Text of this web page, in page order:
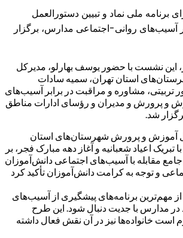
ملی نماد و تبیین دستورالعمل
آسیب‌های روانی-اجتماعی مدارس، برگزار
این نشست با حضور یوسف بهارلو، مدیرکل
استان تهران، سمیه سادات
تربیتی، مشاوره و مراقبت در برابر آسیب‌های
و پرورش و مدیران و رؤسای ادارات مناطق
آموزش و پرورش شهرستان‌های استان
اعیاد شعبانیه و آغاز دهه مبارک فجر، بر
مقابله با آسیب‌های اجتماعی دانش‌آموزان
و توجه به کرامت دانش‌آموزان تأکید کرد
از مهم‌ترین برنامه‌های پیشگیری از آسیب‌های
در مدارس با جدیت دنبال شود. این طرح
است خانواده‌ها نیز در آن نقش فعال داشته